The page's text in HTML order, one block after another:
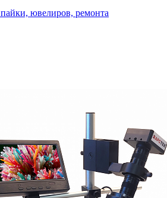
ювелиров, ремонта